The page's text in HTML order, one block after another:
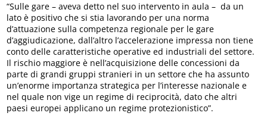
“Sulle gare – aveva detto nel suo intervento in aula – da un
lato è positivo che si stia lavorando per una norma
d’attuazione sulla competenza regionale per le gare
d’aggiudicazione, dall’altro l’accelerazione impressa non tiene
conto delle caratteristiche operative ed industriali del settore.
Il rischio maggiore è nell’acquisizione delle concessioni da
parte di grandi gruppi stranieri in un settore che ha assunto
un’enorme importanza strategica per l’interesse nazionale e
nel quale non vige un regime di reciprocità, dato che altri
paesi europei applicano un regime protezionistico”.